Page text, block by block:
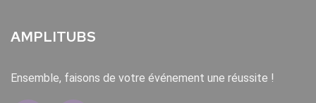
AMPLITUBS
Ensemble, faisons de votre événement une réussite !